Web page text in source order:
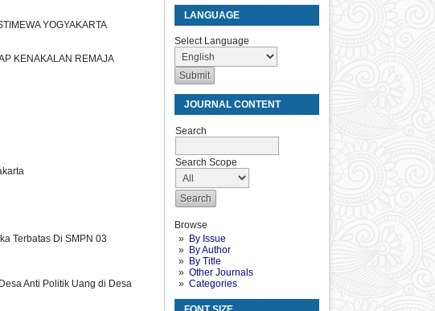
LANGUAGE
Select Language
JOURNAL CONTENT
Search
Search Scope
Browse
By Issue
By Author
By Title
Other Journals
Categories
YOGYAKARTA
KENAKALAN REMAJA
Terbatas Di SMPN 03
Anti Politik Uang di Desa